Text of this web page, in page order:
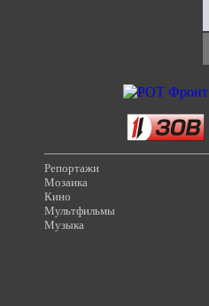
Репортажи
Мозаика
Кино
Мультфильмы
Музыка